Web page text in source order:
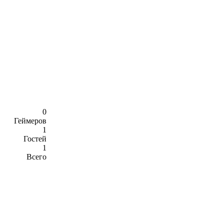
0
Геймеров
1
Гостей
1
Всего